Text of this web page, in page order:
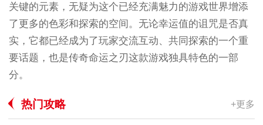
关键的元素，无疑为这个已经充满魅力的游戏世界增添
了更多的色彩和探索的空间。无论幸运值的诅咒是否真
实，它都已经成为了玩家交流互动、共同探索的一个重
要话题，也是传奇命运之刃这款游戏独具特色的一部
分。
热门攻略 +更多